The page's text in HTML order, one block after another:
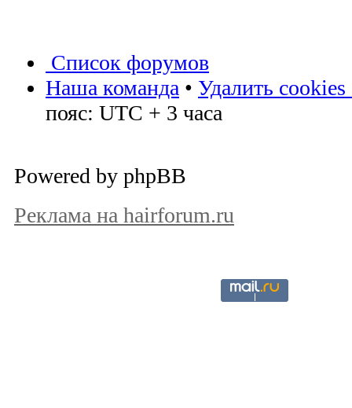
Список форумов
Наша команда • Удалить
пояс: UTC + 3 часа
Powered by phpBB
Реклама на hairforum.ru